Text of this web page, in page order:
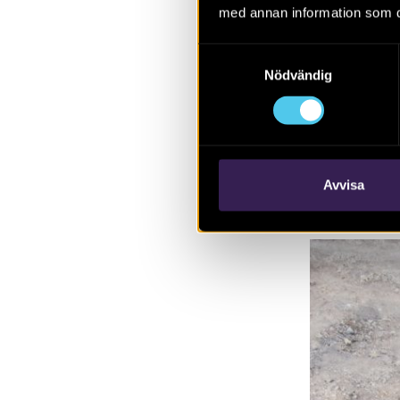
med annan information som
Nödvändig
Avvisa
Förutom
dem har
leran,
se om
förra